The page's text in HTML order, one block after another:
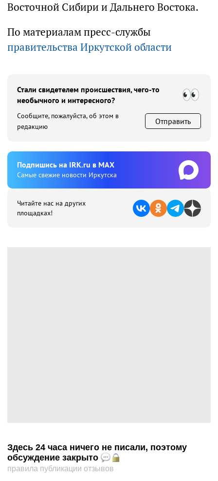
Восточной Сибири и Дальнего Востока.
По материалам пресс-службы
правительства Иркутской области
Стали свидетелем происшествия, чего-то
необычного и интересного?
Сообщите, пожалуйста, об этом в
редакцию
Отправить
Подпишиcь на IRK.ru в MAX
Cамые свежие новости Иркутска
Читайте нас на других
площадках!
Здесь 24 часа ничего не писали, поэтому
обсуждение закрыто
правила публикации отзывов